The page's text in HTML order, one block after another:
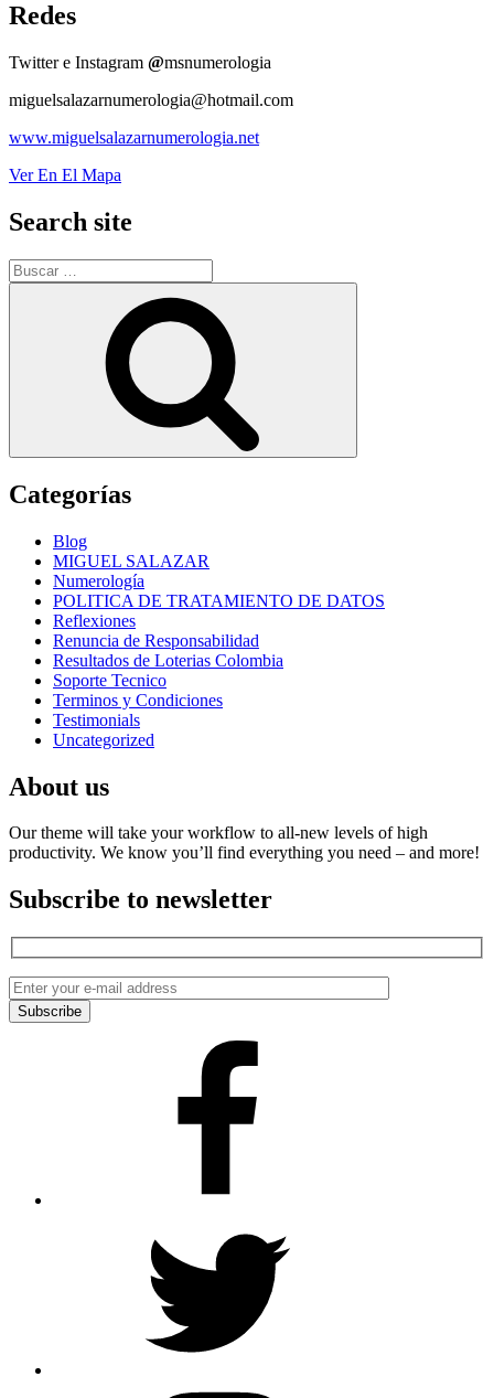
Redes
Twitter e Instagram @msnumerologia
miguelsalazarnumerologia@hotmail.com
www.miguelsalazarnumerologia.net
Ver En El Mapa
Search site
Buscar
por:
Categorías
Blog
MIGUEL SALAZAR
Numerología
POLITICA DE TRATAMIENTO DE DATOS
Reflexiones
Renuncia de Responsabilidad
Resultados de Loterias Colombia
Soporte Tecnico
Terminos y Condiciones
Testimonials
Uncategorized
About us
Our theme will take your workflow to all-new levels of high
productivity. We know you’ll find everything you need – and more!
Subscribe to newsletter